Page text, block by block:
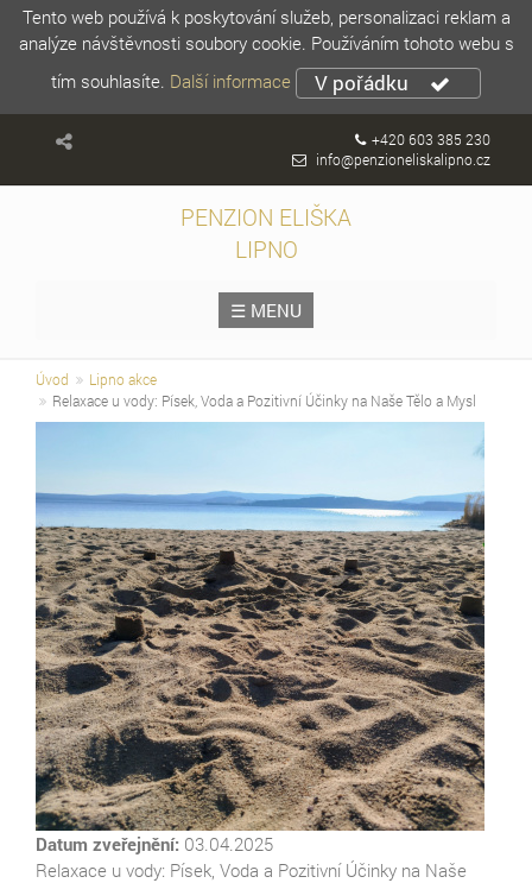
Tento web používá k poskytování služeb, personalizaci reklam a
analýze návštěvnosti soubory cookie. Používáním tohoto webu s
tím souhlasíte. Další informace V pořádku
+420 603 385 230
info@penzioneliskalipno.cz
PENZION ELIŠKA
LIPNO
☰ MENU
Úvod
Lipno akce
Relaxace u vody: Písek, Voda a Pozitivní Účinky na Naše Tělo a Mysl
Datum zveřejnění: 03.04.2025
Relaxace u vody: Písek, Voda a Pozitivní Účinky na Naše